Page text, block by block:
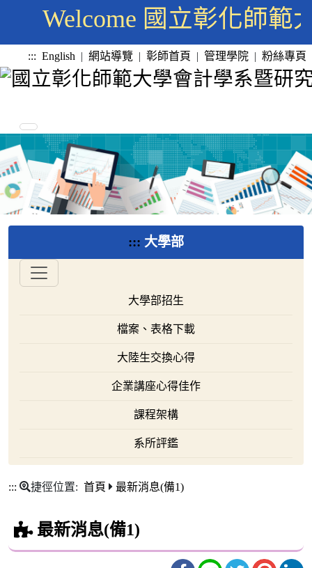
Welcome 國立彰化師範
::: English | 網站導覽 | 彰師首頁 | 管理學院 | 粉絲專頁
::: 大學部
大學部招生
檔案、表格下載
大陸生交換心得
企業講座心得佳作
課程架構
系所評鑑
::: 捷徑位置: 首頁 最新消息(備1)
最新消息(備1)